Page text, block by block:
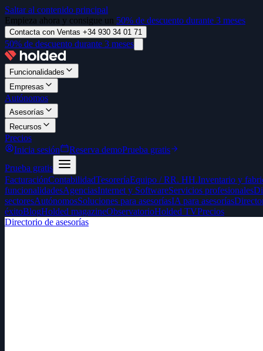
Saltar al contenido principal
Empieza ahora y consigue un 50% de descuento durante 3 meses
Contacta con Ventas +34 930 34 01 71
50% de descuento durante 3 meses
Funcionalidades
Empresas
Autónomos
Asesorías
Recursos
Precios
Inicia sesión
Reserva demoPrueba gratis
Prueba gratis
FacturaciónContabilidadTesoreríaEquipo / RR. HH.Inventario y
funcionalidadesAgenciasInternet y SoftwareServicios profesionales
sectoresAutónomosSoluciones para asesoríasIA para asesorías
éxitoBlogHolded magazineObservatorioHolded TVPrecios
Directorio de asesorías